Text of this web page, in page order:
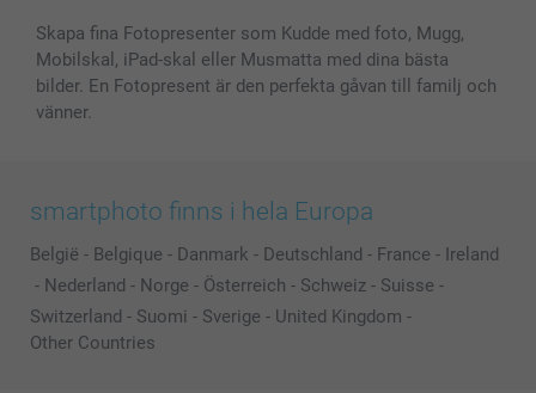
Skapa fina Fotopresenter som Kudde med foto, Mugg,
Mobilskal, iPad-skal eller Musmatta med dina bästa
bilder. En Fotopresent är den perfekta gåvan till familj och
vänner.
smartphoto finns i hela Europa
België - Belgique - Danmark - Deutschland - France - Ireland
- Nederland - Norge - Österreich - Schweiz - Suisse -
Switzerland - Suomi - Sverige - United Kingdom -
Other Countries